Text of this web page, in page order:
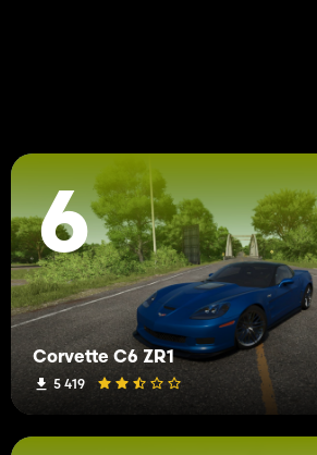
6
Corvette C6 ZR1
5 419